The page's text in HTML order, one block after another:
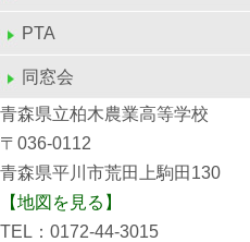
PTA
同窓会
青森県立柏木農業高等学校
〒036-0112
青森県平川市荒田上駒田130
【地図を見る】
TEL：0172-44-3015